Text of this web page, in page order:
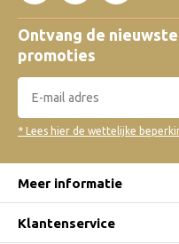
Ontvang de
promoties
* Lees hier de wettelijke
Meer informatie
Klantenservice